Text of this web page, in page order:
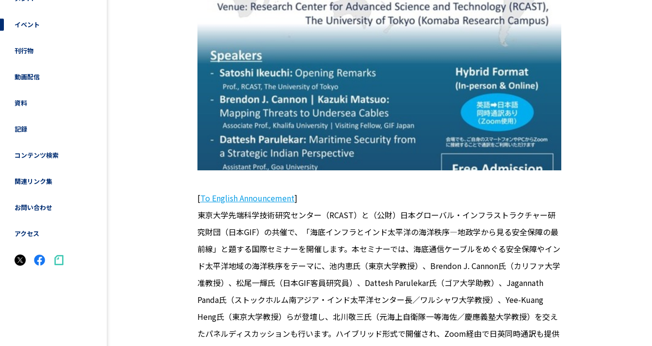
イベント
刊行物
動画配信
資料
記録
コンテンツ検索
関連リンク集
お問い合わせ
アクセス
[To English Announcement]
東京大学先端科学技術研究センター（RCAST）と（公財）日本グローバル・インフラストラクチャー研
究財団（日本GIF）の共催で、「海底インフラとインド太平洋の海洋秩序―地政学から見る安全保障の最
前線」と題する国際セミナーを開催します。本セミナーでは、海底通信ケーブルをめぐる安全保障やイン
ド太平洋地域の海洋秩序をテーマに、池内恵氏（東京大学教授）、Brendon J. Cannon氏（カリファ大学
准教授）、松尾一輝氏（日本GIF客員研究員）、Dattesh Parulekar氏（ゴア大学助教）、Jagannath
Panda氏（ストックホルム南アジア・インド太平洋センター長／ワルシャワ大学教授）、Yee-Kuang
Heng氏（東京大学教授）らが登壇し、北川敬三氏（元海上自衛隊一等海佐／慶應義塾大学教授）を交え
たパネルディスカッションも行います。ハイブリッド形式で開催され、Zoom経由で日英同時通訳も提供